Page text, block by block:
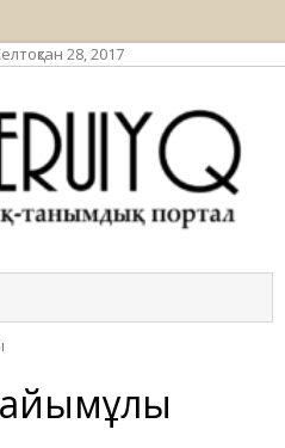
28, 2017